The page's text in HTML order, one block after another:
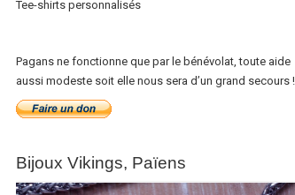
Tee-shirts personnalisés
Pagans ne fonctionne que par le bénévolat, toute aide
aussi modeste soit elle nous sera d’un grand secours !
Bijoux Vikings, Païens